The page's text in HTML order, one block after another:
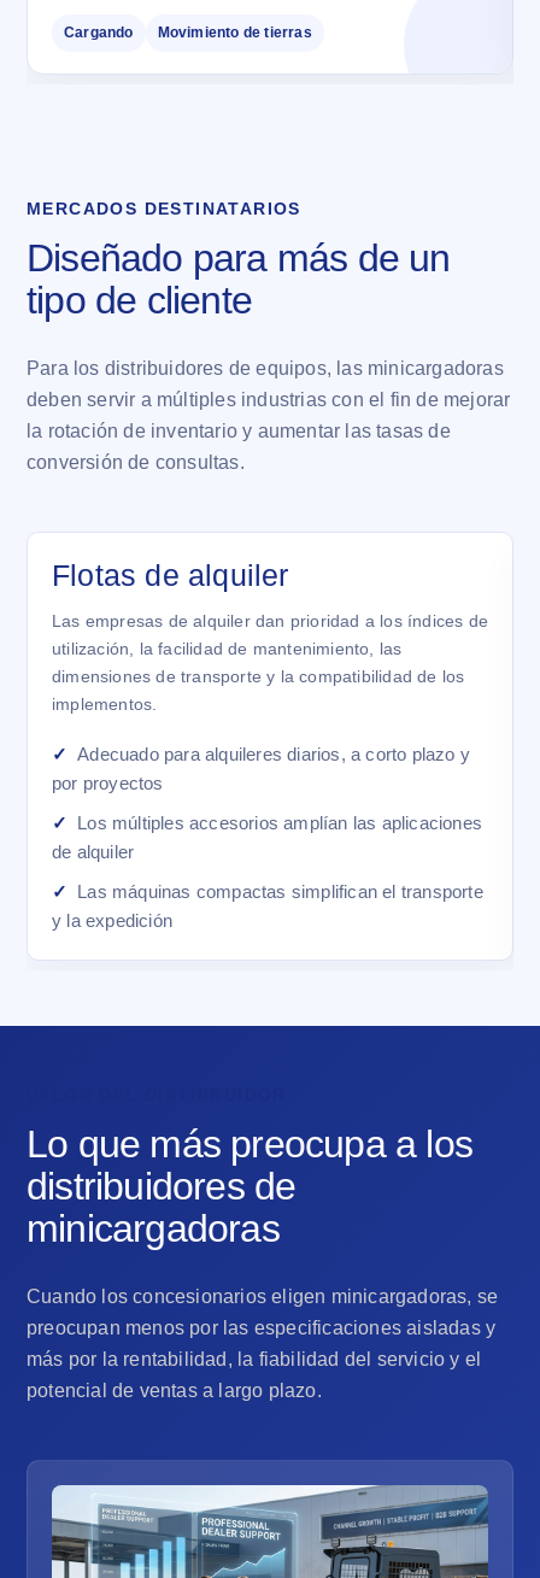
Cargando Movimiento de tierras
MERCADOS DESTINATARIOS
Diseñado para más de un
tipo de cliente
Para los distribuidores de equipos, las minicargadoras
deben servir a múltiples industrias con el fin de mejorar
la rotación de inventario y aumentar las tasas de
conversión de consultas.
Flotas de alquiler
Las empresas de alquiler dan prioridad a los índices de
utilización, la facilidad de mantenimiento, las
dimensiones de transporte y la compatibilidad de los
implementos.
Adecuado para alquileres diarios, a corto plazo y
por proyectos
Los múltiples accesorios amplían las aplicaciones
de alquiler
Las máquinas compactas simplifican el transporte
y la expedición
Lo que más preocupa a los
distribuidores de
minicargadoras
Cuando los concesionarios eligen minicargadoras, se
preocupan menos por las especificaciones aisladas y
más por la rentabilidad, la fiabilidad del servicio y el
potencial de ventas a largo plazo.